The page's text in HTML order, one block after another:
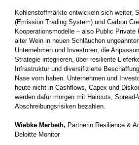
Kohlenstoffmärkte entwickeln sich weiter,
(Emission Trading System) und Carbon
Kooperationsmodelle – also Public Private
alter Wein in neuen Schläuchen
Unternehmen und Investoren, die
Strategie integrieren, über resiliente
Infrastruktur und diversifizierte
Nase vorn haben. Unternehmen und
heute nicht in Cashflows, Capex und
werden dafür morgen mit Haircuts, Spread-
Abschreibungsrisiken bezahlen.
Wiebke Merbeth, Partnerin Resilience &
Deloitte Monitor